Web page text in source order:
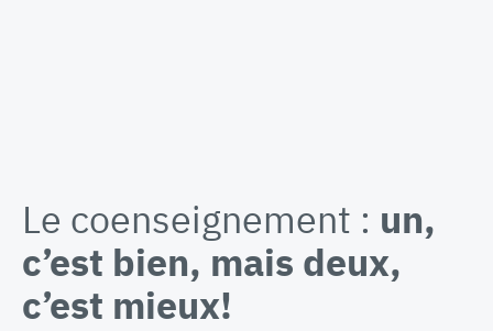
Le coenseignement : un,
c’est bien, mais deux,
c’est mieux!